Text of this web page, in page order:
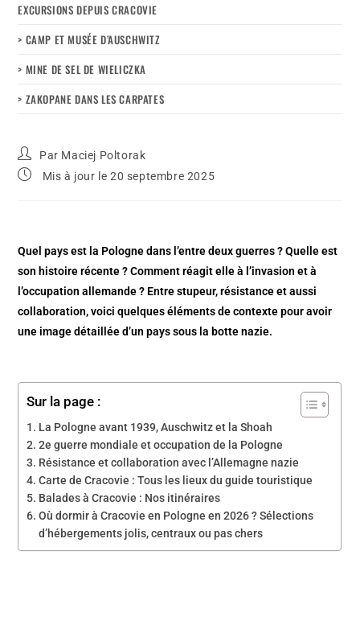
EXCURSIONS DEPUIS CRACOVIE
> CAMP ET MUSÉE D’AUSCHWITZ
> MINE DE SEL DE WIELICZKA
> ZAKOPANE DANS LES CARPATES
Par Maciej Poltorak
Mis à jour le 20 septembre 2025
Quel pays est la Pologne dans l’entre deux guerres ? Quelle est
son histoire récente ? Comment réagit elle à l’invasion et à
l’occupation allemande ? Entre stupeur, résistance et aussi
collaboration, voici quelques éléments de contexte pour avoir
une image détaillée d’un pays sous la botte nazie.
Sur la page :
La Pologne avant 1939, Auschwitz et la Shoah
2e guerre mondiale et occupation de la Pologne
Résistance et collaboration avec l’Allemagne nazie
Carte de Cracovie : Tous les lieux du guide touristique
Balades à Cracovie : Nos itinéraires
Où dormir à Cracovie en Pologne en 2026 ? Sélections
d’hébergements jolis, centraux ou pas chers